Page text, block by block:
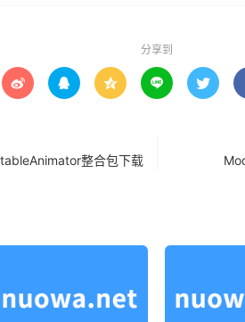
分享到
    
整合包下载